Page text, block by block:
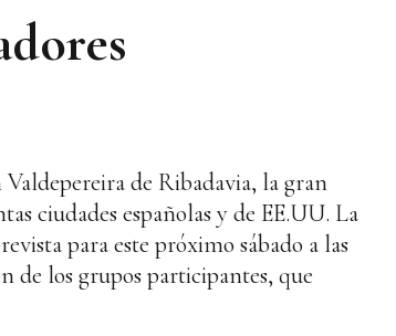
de Ribadavia, la gran
ciudades españolas y de EE.UU. La
para este próximo sábado a las
de los grupos participantes, que